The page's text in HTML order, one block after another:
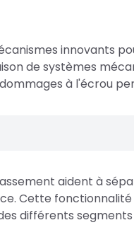
innovants
de systèmes
à l'écrou
aident à
Cette
différents